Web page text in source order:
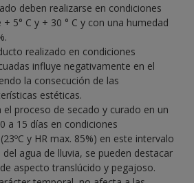
deben realizarse en condiciones
5° C y + 30 ° C y con una humedad
realizado en condiciones
influye negativamente en el
la consecución de las
estéticas.
proceso de secado y curado en un
a 15 días en condiciones
y HR max. 85%) en este intervalo
agua de lluvia, se pueden destacar
aspecto translúcido y pegajoso.